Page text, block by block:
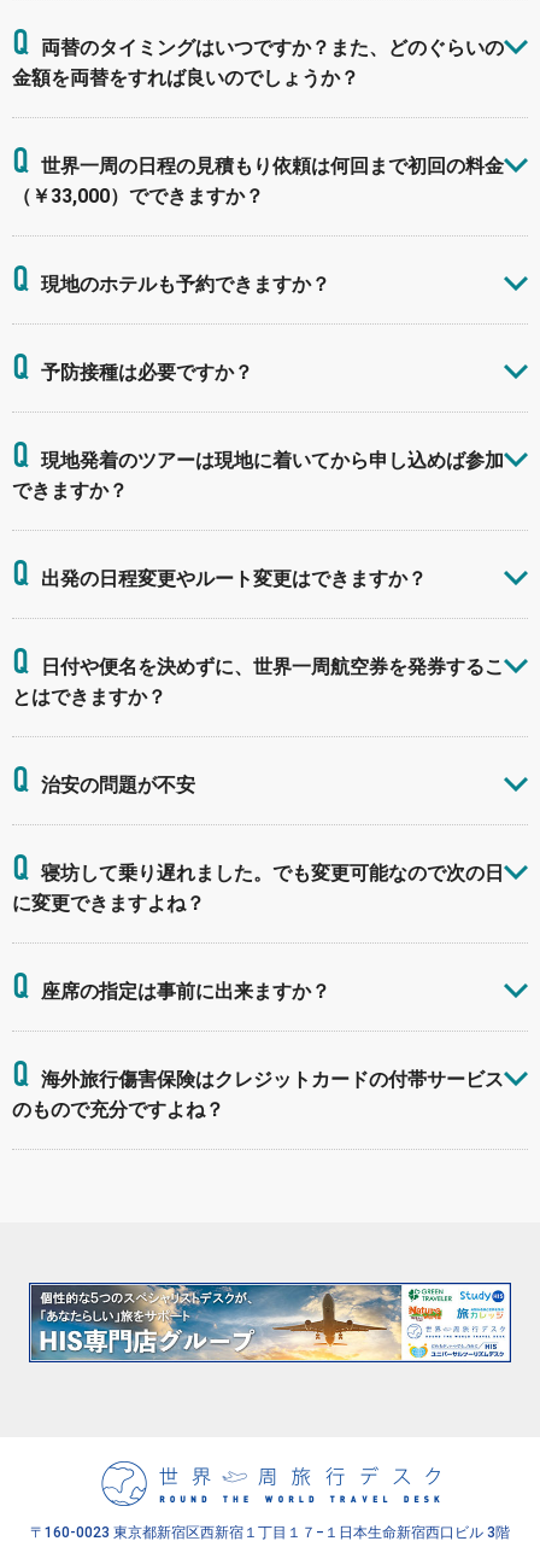
Q 両替のタイミングはいつですか？また、どのぐらいの
金額を両替をすれば良いのでしょうか？
Q 世界一周の日程の見積もり依頼は何回まで初回の料金
（￥33,000）でできますか？
Q 現地のホテルも予約できますか？
Q 予防接種は必要ですか？
Q 現地発着のツアーは現地に着いてから申し込めば参加
できますか？
Q 出発の日程変更やルート変更はできますか？
Q
日付や便名を決めずに、世界一周航空券を発券するこ
とはできますか？
Q 治安の問題が不安
Q 寝坊して乗り遅れました。でも変更可能なので次の日
に変更できますよね？
Q 座席の指定は事前に出来ますか？
Q 海外旅行傷害保険はクレジットカードの付帯サービス
のもので充分ですよね？
〒160-0023 東京都新宿区西新宿１丁目１７−１ 日本生命新宿西口ビル 3階